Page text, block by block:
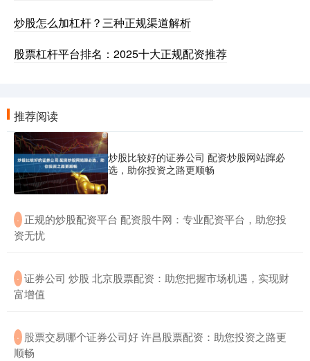
炒股怎么加杠杆？三种正规渠道解析
股票杠杆平台排名：2025十大正规配资推荐
推荐阅读
炒股比较好的证券公司 配资炒股网站蹿必
选，助你投资之路更顺畅
· ​正规的炒股配资平台 配资股牛网：专业配资平台，助您投
资无忧
· ​证券公司 炒股 北京股票配资：助您把握市场机遇，实现财
富增值
· ​股票交易哪个证券公司好 许昌股票配资：助您投资之路更
顺畅